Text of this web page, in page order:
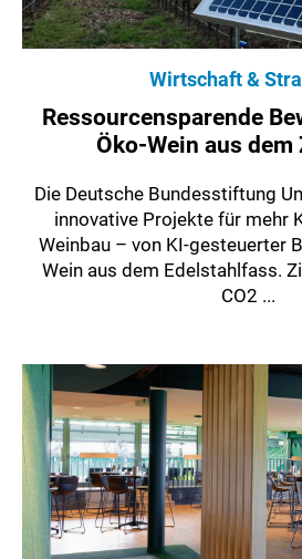
Wirtschaft &
Ressourcensparende
Öko-Wein aus dem
Die Deutsche Bundesstiftung
innovative Projekte für mehr
Weinbau – von KI-gesteuerter
Wein aus dem Edelstahlfass.
CO2 ...